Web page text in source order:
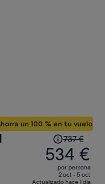
un 100 % en tu vuelo
precio
era
737 €
534 €
por persona
2 oct - 5 oct
Actualizado hace 1 día